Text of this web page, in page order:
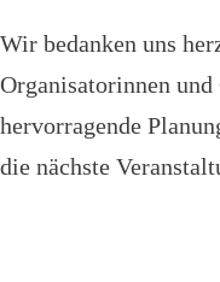
Wir bedanken uns
Organisatorinnen
hervorragende
die nächste